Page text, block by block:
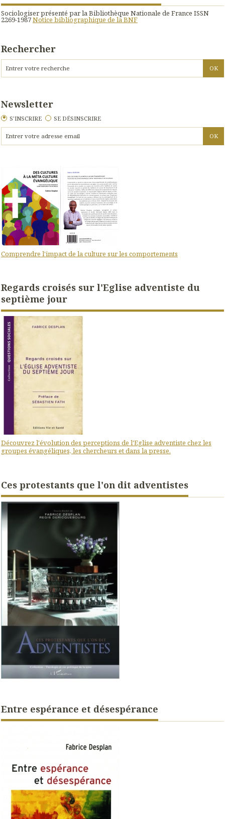
Sociologiser présenté par la Bibliothèque Nationale de France ISSN
2269-1987Notice bibliographique de la BNF
Rechercher
Newsletter
S'INSCRIRE SE DÉSINSCRIRE
Comprendre l'impact de la culture sur les comportements
Regards croisés sur l'Eglise adventiste du
septième jour
Découvrez l'évolution des perceptions de l'Eglise adventiste chez les
groupes évangéliques, les chercheurs et dans la presse.
Ces protestants que l'on dit adventistes
Entre espérance et désespérance